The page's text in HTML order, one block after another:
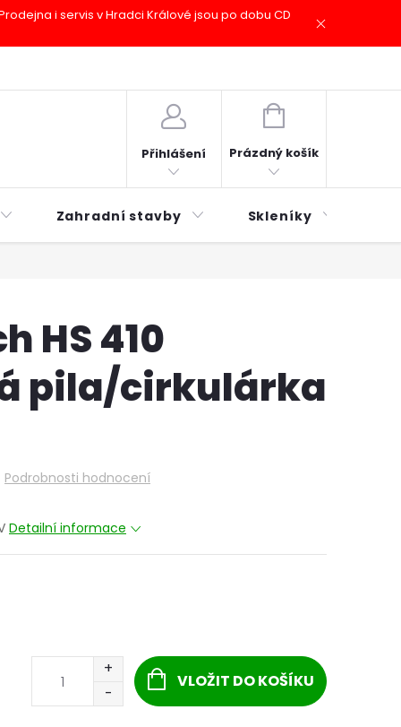
i servis v Hradci Králové jsou po dobu CD
Přihlášení
NÁKUPNÍ
Prázdný košík
Zahradní stavby Skleníky
HS 410
pila/cirkulárka
Podrobnosti hodnocení
Detailní informace
VLOŽIT DO KOŠÍKU